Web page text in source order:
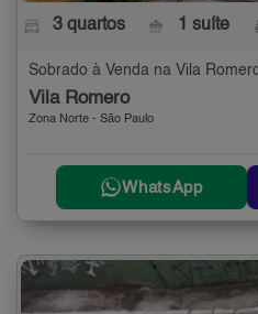
3 quartos 1 suíte
Sobrado à Venda na Vila
Vila Romero
Zona Norte - São Paulo
WhatsApp